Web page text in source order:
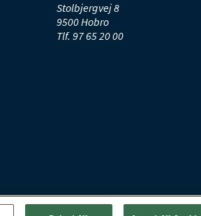
Stolbjergvej 8
9500 Hobro
Tlf. 97 65 20 00